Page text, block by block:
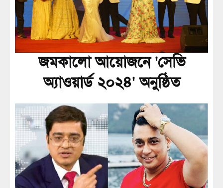
জমকালো আয়োজনে 'সেভি
অ্যাওয়ার্ড ২০২৪' অনুষ্ঠিত